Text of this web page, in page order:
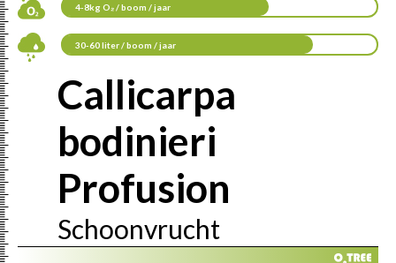
4-8kg O₂ / boom / jaar
30-60 liter / boom / jaar
Callicarpa
bodinieri
Profusion
Schoonvrucht